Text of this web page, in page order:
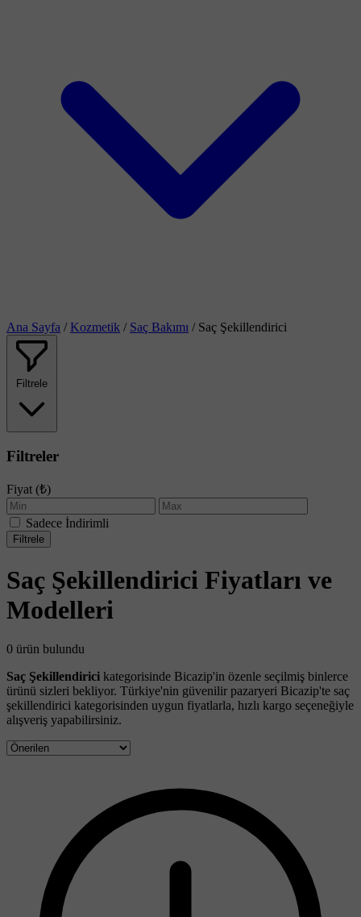
Ana Sayfa / Kozmetik / Saç Bakımı / Saç Şekillendirici
Filtrele
Filtreler
Fiyat (₺)
Sadece İndirimli
Filtrele
Saç Şekillendirici Fiyatları ve
Modelleri
0 ürün bulundu
Saç Şekillendirici kategorisinde Bicazip'in özenle seçilmiş binlerce
ürünü sizleri bekliyor. Türkiye'nin güvenilir pazaryeri Bicazip'te saç
şekillendirici kategorisinden uygun fiyatlarla, hızlı kargo seçeneğiyle
alışveriş yapabilirsiniz.